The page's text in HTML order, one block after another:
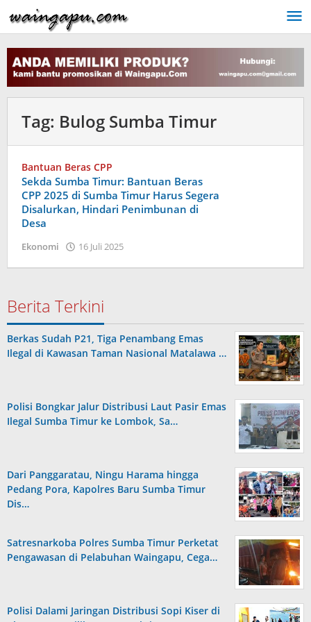
ke
konten
Tag: Bulog Sumba Timur
Bantuan Beras CPP
Sekda Sumba Timur: Bantuan Beras
CPP 2025 di Sumba Timur Harus Segera
Disalurkan, Hindari Penimbunan di
Desa
Ekonomi 16 Juli 2025
Umbu
Berita Terkini
Berkas Sudah P21, Tiga Penambang Emas
Ilegal di Kawasan Taman Nasional Matalawa …
Polisi Bongkar Jalur Distribusi Laut Pasir Emas
Ilegal Sumba Timur ke Lombok, Sa…
Dari Panggaratau, Ningu Harama hingga
Pedang Pora, Kapolres Baru Sumba Timur
Dis…
Satresnarkoba Polres Sumba Timur Perketat
Pengawasan di Pelabuhan Waingapu, Cega…
Polisi Dalami Jaringan Distribusi Sopi Kiser di